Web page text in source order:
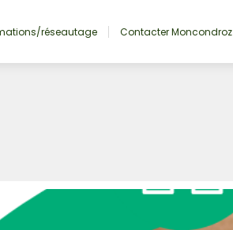
réseautage Contacter Moncondroz